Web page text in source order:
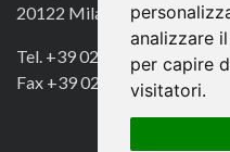
analizzare
per capire
visitatori.
20122 Milano
Tel. +39 02 49756990
Fax +39 02 72016740